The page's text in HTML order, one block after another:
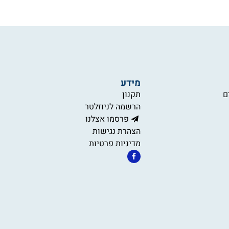
מידע
תקנון
הרשמה לניוזלטר
פרסמו אצלנו
הצהרת נגישות
מדיניות פרטיות